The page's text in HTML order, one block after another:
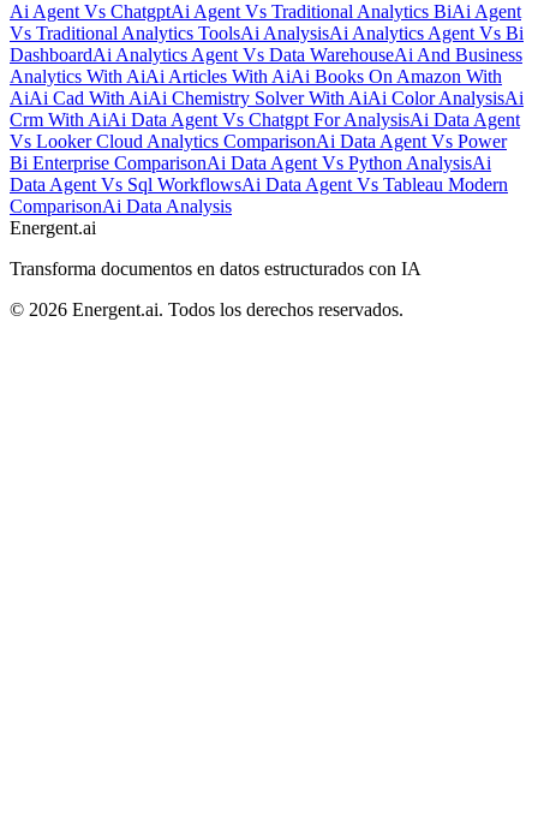
Ai Agent Vs ChatgptAi Agent Vs Traditional Analytics BiAi Agent
Vs Traditional Analytics ToolsAi AnalysisAi Analytics Agent Vs Bi
DashboardAi Analytics Agent Vs Data WarehouseAi And Business
Analytics With AiAi Articles With AiAi Books On Amazon With
AiAi Cad With AiAi Chemistry Solver With AiAi Color AnalysisAi
Crm With AiAi Data Agent Vs Chatgpt For AnalysisAi Data Agent
Vs Looker Cloud Analytics ComparisonAi Data Agent Vs Power
Bi Enterprise ComparisonAi Data Agent Vs Python AnalysisAi
Data Agent Vs Sql WorkflowsAi Data Agent Vs Tableau Modern
ComparisonAi Data Analysis
Energent.ai
Transforma documentos en datos estructurados con IA
© 2026 Energent.ai. Todos los derechos reservados.